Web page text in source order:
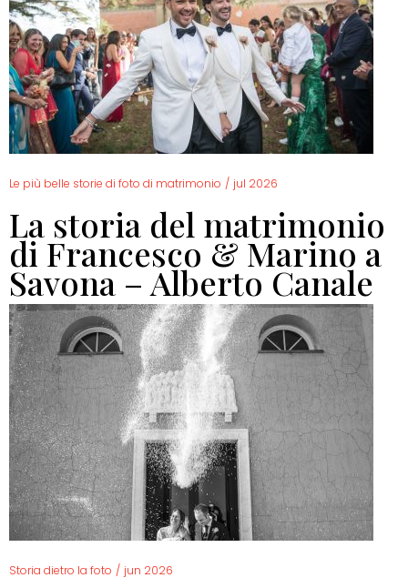
Le più belle storie di foto di matrimonio / jul 2026
La storia del matrimonio
di Francesco & Marino a
Savona – Alberto Canale
Storia dietro la foto / jun 2026